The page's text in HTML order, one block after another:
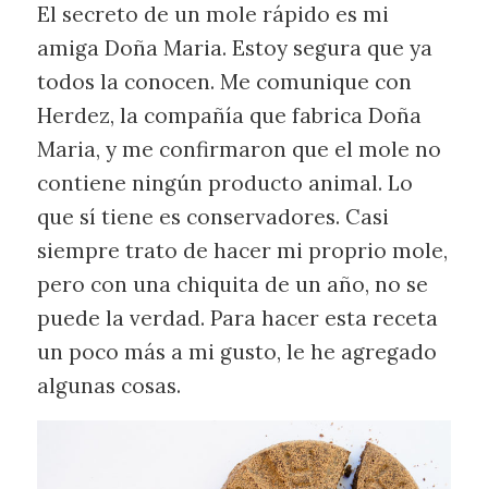
El secreto de un mole rápido es mi
amiga Doña Maria. Estoy segura que ya
todos la conocen. Me comunique con
Herdez, la compañía que fabrica Doña
Maria, y me confirmaron que el mole no
contiene ningún producto animal. Lo
que sí tiene es conservadores. Casi
siempre trato de hacer mi proprio mole,
pero con una chiquita de un año, no se
puede la verdad. Para hacer esta receta
un poco más a mi gusto, le he agregado
algunas cosas.